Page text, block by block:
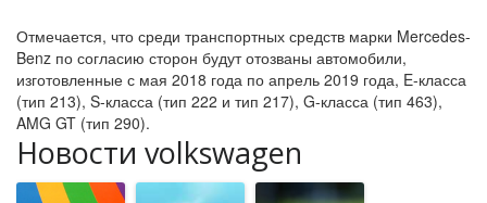
Отмечается, что среди транспортных средств марки Mercedes-
Benz по согласию сторон будут отозваны автомобили,
изготовленные с мая 2018 года по апрель 2019 года, E-класса
(тип 213), S-класса (тип 222 и тип 217), G-класса (тип 463),
AMG GT (тип 290).
Новости volkswagen